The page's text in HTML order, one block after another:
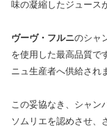
味の凝縮したジュース
ヴーヴ・フルニのシャ
を使用した最高品質で
ニュ生産者へ供給され
この妥協なき、シャン
ソムリエを認めさせ、